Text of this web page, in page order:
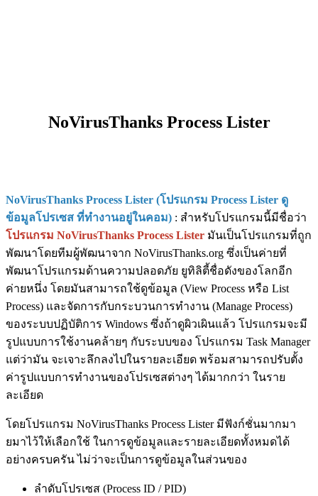
NoVirusThanks Process Lister
NoVirusThanks Process Lister (โปรแกรม Process Lister ดู
ข้อมูลโปรเซส ที่ทำงานอยู่ในคอม) : สำหรับโปรแกรมนี้มีชื่อว่า
โปรแกรม NoVirusThanks Process Lister มันเป็นโปรแกรมที่ถูก
พัฒนาโดยทีมผู้พัฒนาจาก NoVirusThanks.org ซึ่งเป็นค่ายที่
พัฒนาโปรแกรมด้านความปลอดภัย ยูทิลิตี้ชื่อดังของโลกอีก
ค่ายหนึ่ง โดยมันสามารถใช้ดูข้อมูล (View Process หรือ List
Process) และจัดการกับกระบวนการทำงาน (Manage Process)
ของระบบปฏิบัติการ Windows ซึ่งถ้าดูผิวเผินแล้ว โปรแกรมจะมี
รูปแบบการใช้งานคล้ายๆ กับระบบของ โปรแกรม Task Manager
แต่ว่ามัน จะเจาะลึกลงไปในรายละเอียด พร้อมสามารถปรับตั้ง
ค่ารูปแบบการทำงานของโปรเซสต่างๆ ได้มากกว่า ในราย
ละเอียด
โดยโปรแกรม NoVirusThanks Process Lister มีฟังก์ชั่นมากมา
ยมาไว้ให้เลือกใช้ ในการดูข้อมูลและรายละเอียดทั้งหมดได้
อย่างครบครัน ไม่ว่าจะเป็นการดูข้อมูลในส่วนของ
ลำดับโปรเซส (Process ID / PID)